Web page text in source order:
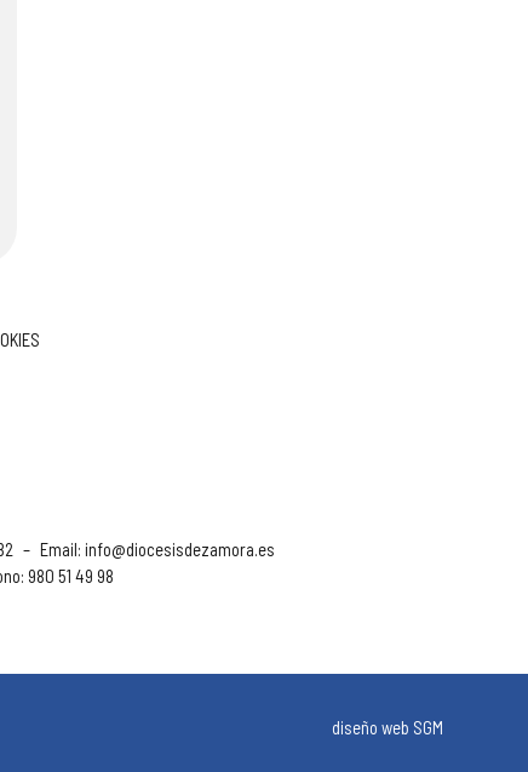
– Email: info@diocesisdezamora.es
980 51 49 98
diseño web SGM